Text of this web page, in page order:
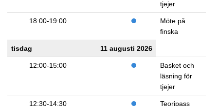
tjejer
18:00-19:00
Möte på
finska
tisdag 11 augusti 2026
12:00-15:00
Basket och
läsning för
tjejer
12:30-14:30
Teoripass